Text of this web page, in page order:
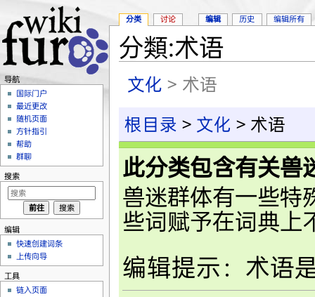
分類:术语
文化 > 术语
根目录 > 文化 > 术语
此分类包含有关兽
兽迷群体有一些特
些词赋予在词典上
编辑提示：术语
分类 讨论 编辑 历史 编辑所有
导航
国际门户
最近更改
随机页面
方针指引
帮助
群聊
搜索
编辑
快速创建词条
上传向导
工具
链入页面